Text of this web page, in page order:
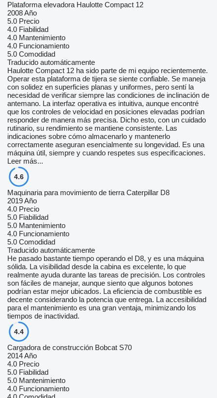
Plataforma elevadora Haulotte Compact 12
2008 Año
5.0 Precio
4.0 Fiabilidad
4.0 Mantenimiento
4.0 Funcionamiento
5.0 Comodidad
Traducido automáticamente
Haulotte Compact 12 ha sido parte de mi equipo recientemente.
Operar esta plataforma de tijera se siente confiable. Se maneja
con solidez en superficies planas y uniformes, pero sentí la
necesidad de verificar siempre las condiciones de inclinación de
antemano. La interfaz operativa es intuitiva, aunque encontré
que los controles de velocidad en posiciones elevadas podrían
responder de manera más precisa. Dicho esto, con un cuidado
rutinario, su rendimiento se mantiene consistente. Las
indicaciones sobre cómo almacenarlo y mantenerlo
correctamente aseguran esencialmente su longevidad. Es una
máquina útil, siempre y cuando respetes sus especificaciones.
Leer más...
4.6
Maquinaria para movimiento de tierra Caterpillar D8
2019 Año
4.0 Precio
5.0 Fiabilidad
5.0 Mantenimiento
4.0 Funcionamiento
5.0 Comodidad
Traducido automáticamente
He pasado bastante tiempo operando el D8, y es una máquina
sólida. La visibilidad desde la cabina es excelente, lo que
realmente ayuda durante las tareas de precisión. Los controles
son fáciles de manejar, aunque siento que algunos botones
podrían estar mejor ubicados. La eficiencia de combustible es
decente considerando la potencia que entrega. La accesibilidad
para el mantenimiento es una gran ventaja, minimizando los
tiempos de inactividad.
4.4
Cargadora de construcción Bobcat S70
2014 Año
4.0 Precio
5.0 Fiabilidad
5.0 Mantenimiento
4.0 Funcionamiento